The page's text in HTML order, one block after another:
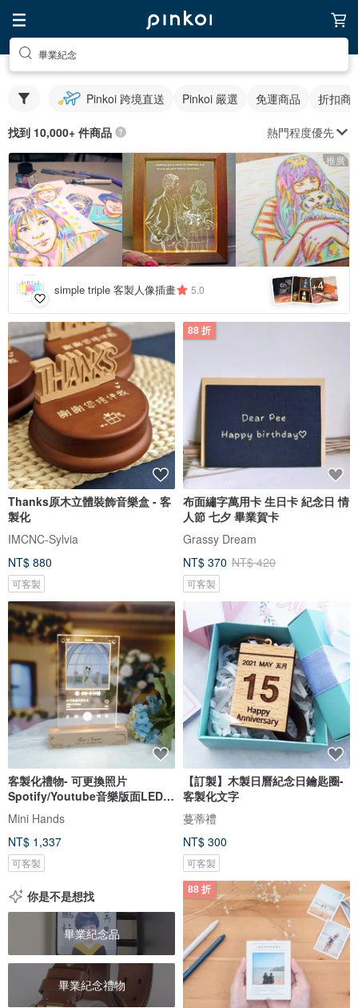
畢業紀念
Pinkoi 跨境直送 Pinkoi 嚴選 免運商品 折扣商
找到 10,000+ 件商品 熱門程度優先
推廣
simple triple 客製人像插畫 5.0 +4
Thanks原木立體裝飾音樂盒 - 客
製化
IMCNC-Sylvia
NT$ 880
可客製
88 折
布面繡字萬用卡 生日卡 紀念日 情
人節 七夕 畢業賀卡
Grassy Dream
NT$ 370 NT$ 420
可客製
客製化禮物- 可更換照片
Spotify/Youtube音樂版面LED
發光相架
Mini Hands
NT$ 1,337
可客製
【訂製】木製日曆紀念日鑰匙圈-
客製化文字
蔓蒂禮
NT$ 300
可客製
你是不是想找
畢業紀念品
畢業紀念禮物
88 折